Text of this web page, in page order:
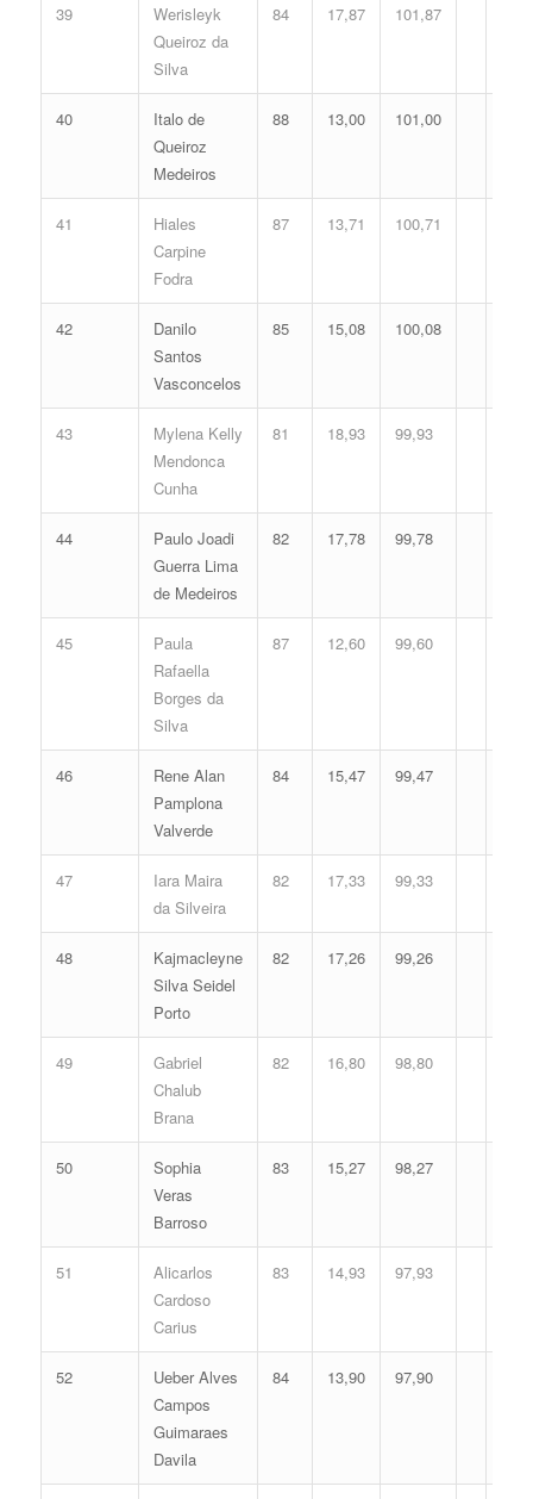
39
Werisleyk
Queiroz da
Silva
84 17,87 101,87
40
Italo de
Queiroz
Medeiros
88 13,00 101,00
41
Hiales
Carpine
Fodra
87 13,71 100,71
42
Danilo
Santos
Vasconcelos
85 15,08 100,08
43
Mylena Kelly
Mendonca
Cunha
81 18,93 99,93
44
Paulo Joadi
Guerra Lima
de Medeiros
82 17,78 99,78
45
Paula
Rafaella
Borges da
Silva
87 12,60 99,60
46
Rene Alan
Pamplona
Valverde
84 15,47 99,47
47
Iara Maira
da Silveira
82 17,33 99,33
48
Kajmacleyne
Silva Seidel
Porto
82 17,26 99,26
49
Gabriel
Chalub
Brana
82 16,80 98,80
50
Sophia
Veras
Barroso
83 15,27 98,27
51
Alicarlos
Cardoso
Carius
83 14,93 97,93
52
Ueber Alves
Campos
Guimaraes
Davila
84 13,90 97,90